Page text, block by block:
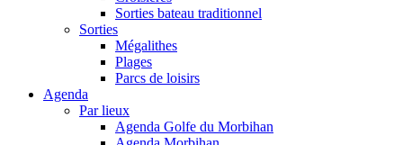
Sorties bateau traditionnel
Sorties
Mégalithes
Plages
Parcs de loisirs
Agenda
Par lieux
Agenda Golfe du Morbihan